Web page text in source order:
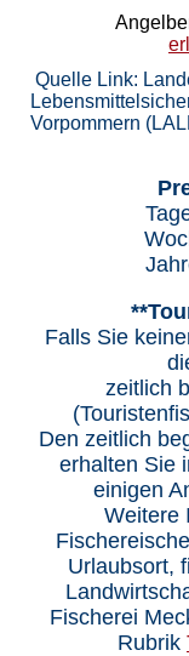
Quelle Link:
Vorpommern
Falls Sie
zeitlich
Den zeitlich
erhalten Sie
einigen
Weitere
Urlaubsort,
Fischerei
Rubrik